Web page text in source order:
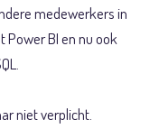
medewerkers in
Power BI en nu ook
niet verplicht.